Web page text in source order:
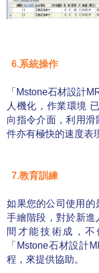
6.系統操作
「Mstone石材設計
人機化，作業環境
向指令介面，利用
件亦有極快的速度表
7.教育訓練
如果您的公司使用的
手繪階段，對於新
間才能技術成，
「Mstone石材設計
程，來提供協助。